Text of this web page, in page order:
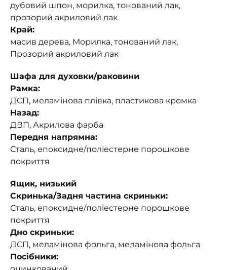
дубовий шпон, морилка, тонований лак,
прозорий акриловий лак
Край:
масив дерева, Морилка, тонований лак,
Прозорий акриловий лак
Шафа для духовки/раковини
Рамка:
ДСП, меламінова плівка, пластикова кромка
Назад:
ДВП, Акрилова фарба
Передня напрямна:
Сталь, епоксидне/поліестерне порошкове
покриття
Ящик, низький
Скринька/Задня частина скриньки:
Сталь, епоксидне/поліестерне порошкове
покриття
Дно скриньки:
ДСП, меламінова фольга, меламінова фольга
Посібники: